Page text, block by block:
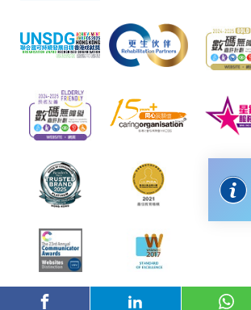
用於一般學歷頒授課程。
課程負責人會為學員送上「註冊及
(「通知」)，請填妥有關「通知」
心或以郵遞方式，遞交「通知」及
何疑問，請詳閱個別課程資料，或聯絡
人或報名中心。
課程/科目報名注意事項:
選用網上報名服務必須在已接駁互
JavaScript程式瀏覽器的電腦上進
Google Chrome瀏覽器。